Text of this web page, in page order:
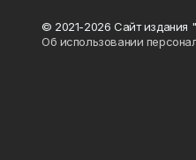
© 2021-2026 Сайт издания
Об использовании